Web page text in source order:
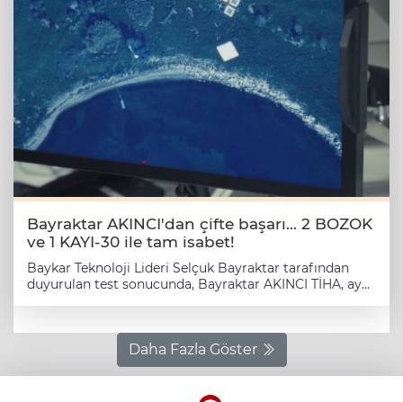
Bayraktar AKINCI'dan çifte başarı... 2 BOZOK
ve 1 KAYI-30 ile tam isabet!
Baykar Teknoloji Lideri Selçuk Bayraktar tarafından
duyurulan test sonucunda, Bayraktar AKINCI TİHA, aynı
vuruş kabiliyeti bir kez daha ispatlandı. ANKARA (İGFA)
- Türkiye’nin milli insansız hava aracı Bayraktar AKINCI,
gerçekleştirdiği yeni testte gücünü bir kez daha
kanıtladı. Baykar Teknoloji Lideri Selçuk Bayraktar,
sosyal medyada paylaştığı videoda, AKINCI’nın aynı
Daha Fazla Göster